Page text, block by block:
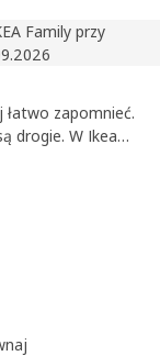
Family przy
zapomnieć.
drogie. W Ikea
Mamy też
uda się znaleźć